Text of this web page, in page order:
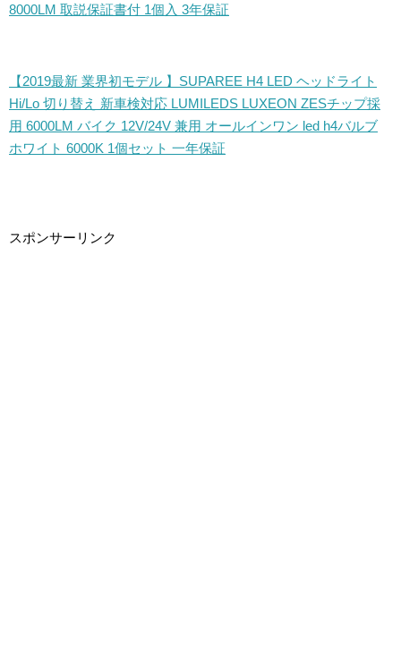
8000LM 取説保証書付 1個入 3年保証
【2019最新 業界初モデル 】SUPAREE H4 LED ヘッドライト
Hi/Lo 切り替え 新車検対応 LUMILEDS LUXEON ZESチップ採
用 6000LM バイク 12V/24V 兼用 オールインワン led h4バルブ
ホワイト 6000K 1個セット 一年保証
スポンサーリンク